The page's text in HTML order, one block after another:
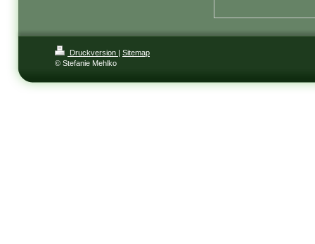
Druckversion | Sitemap
© Stefanie Mehlko